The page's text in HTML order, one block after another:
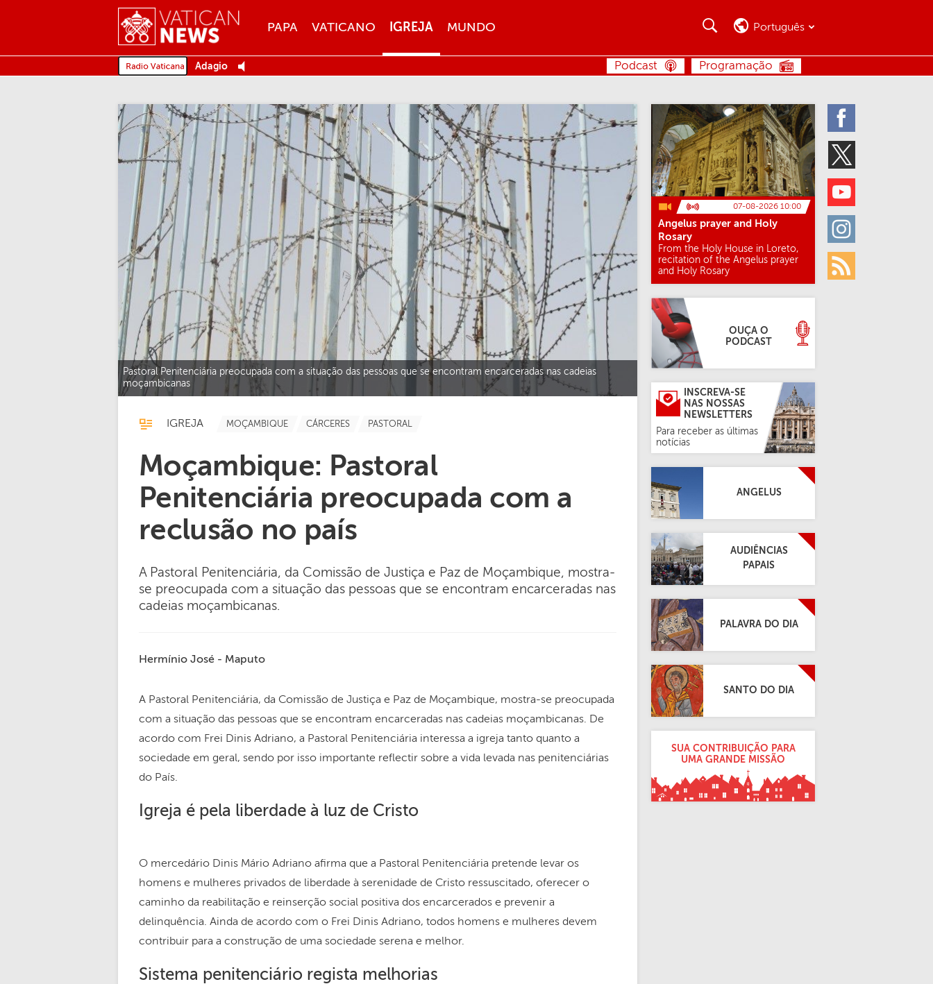
MENU
PAPA VATICANO IGREJA MUNDO
Twitter
Youtube
Instagram
Rss
BUSCA Português
Adagio Programação
Podcast
Pastoral Penitenciária preocupada com a situação das pessoas que se encontram encarceradas nas cadeias
moçambicanas
IGREJA MOÇAMBIQUE CÁRCERES PASTORAL
Moçambique: Pastoral
Penitenciária preocupada com a
reclusão no país
A Pastoral Penitenciária, da Comissão de Justiça e Paz de Moçambique, mostra-
se preocupada com a situação das pessoas que se encontram encarceradas nas
cadeias moçambicanas.
Hermínio José - Maputo
A Pastoral Penitenciária, da Comissão de Justiça e Paz de Moçambique, mostra-se preocupada
com a situação das pessoas que se encontram encarceradas nas cadeias moçambicanas. De
acordo com Frei Dinis Adriano, a Pastoral Penitenciária interessa a igreja tanto quanto a
sociedade em geral, sendo por isso importante reflectir sobre a vida levada nas penitenciárias
do País.
Igreja é pela liberdade à luz de Cristo
O mercedário Dinis Mário Adriano afirma que a Pastoral Penitenciária pretende levar os
homens e mulheres privados de liberdade à serenidade de Cristo ressuscitado, oferecer o
caminho da reabilitação e reinserção social positiva dos encarcerados e prevenir a
delinquência. Ainda de acordo com o Frei Dinis Adriano, todos homens e mulheres devem
contribuir para a construção de uma sociedade serena e melhor.
Sistema penitenciário regista melhorias
07-08-2026 10:00
Angelus prayer and Holy
Rosary
From the Holy House in Loreto,
recitation of the Angelus prayer
and Holy Rosary
OUÇA O
PODCAST
INSCREVA-SE
NAS NOSSAS
NEWSLETTERS
Para receber as últimas
notícias
ANGELUS
AUDIÊNCIAS
PAPAIS
PALAVRA DO DIA
SANTO DO DIA
SUA CONTRIBUIÇÃO PARA
UMA GRANDE MISSÃO